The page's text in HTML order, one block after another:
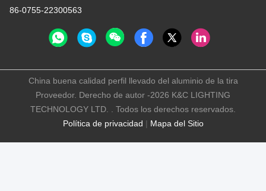
86-0755-22300563
Política de privacidad | Mapa del Sitio
China buena calidad perfil llevado del aluminio de la tira
Proveedor. Derecho de autor -2026 K&C LIGHTING
TECHNOLOGY LTD. . Todos los derechos reservados.